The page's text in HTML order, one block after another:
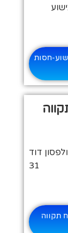
חסות
דוד
31
תקווה